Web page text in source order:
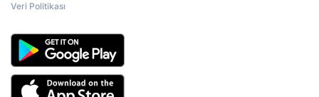
Veri Politikası